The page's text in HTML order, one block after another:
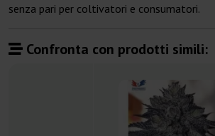
senza pari per coltivatori e consumatori.
Confronta con prodotti simili: